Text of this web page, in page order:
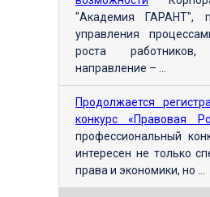
"Академия ГАРАНТ",
управления
роста
направление – ...
Продолжается
конкурс «Правовая
профессиональный
интересен не только
права и экономики, но ...